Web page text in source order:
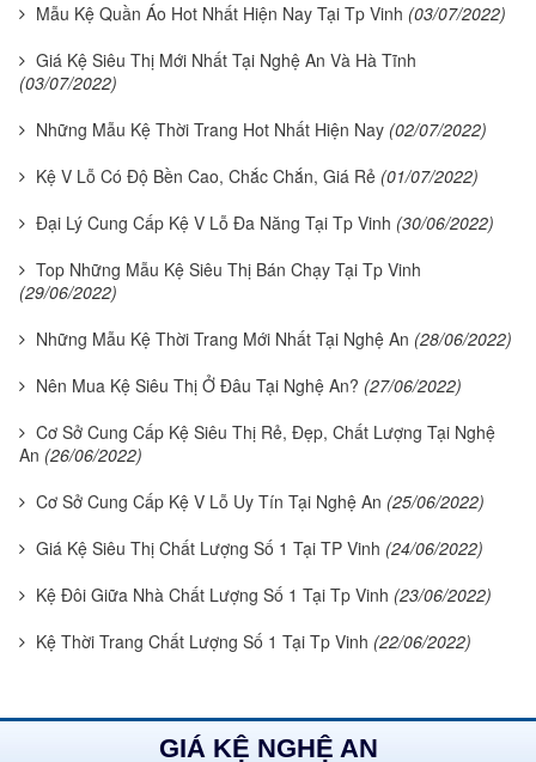
Mẫu Kệ Quần Áo Hot Nhất Hiện Nay Tại Tp Vinh (03/07/2022)
Giá Kệ Siêu Thị Mới Nhất Tại Nghệ An Và Hà Tĩnh
(03/07/2022)
Những Mẫu Kệ Thời Trang Hot Nhất Hiện Nay (02/07/2022)
Kệ V Lỗ Có Độ Bền Cao, Chắc Chắn, Giá Rẻ (01/07/2022)
Đại Lý Cung Cấp Kệ V Lỗ Đa Năng Tại Tp Vinh (30/06/2022)
Top Những Mẫu Kệ Siêu Thị Bán Chạy Tại Tp Vinh
(29/06/2022)
Những Mẫu Kệ Thời Trang Mới Nhất Tại Nghệ An (28/06/2022)
Nên Mua Kệ Siêu Thị Ở Đâu Tại Nghệ An? (27/06/2022)
Cơ Sở Cung Cấp Kệ Siêu Thị Rẻ, Đẹp, Chất Lượng Tại Nghệ
An (26/06/2022)
Cơ Sở Cung Cấp Kệ V Lỗ Uy Tín Tại Nghệ An (25/06/2022)
Giá Kệ Siêu Thị Chất Lượng Số 1 Tại TP Vinh (24/06/2022)
Kệ Đôi Giữa Nhà Chất Lượng Số 1 Tại Tp Vinh (23/06/2022)
Kệ Thời Trang Chất Lượng Số 1 Tại Tp Vinh (22/06/2022)
GIÁ KỆ NGHỆ AN